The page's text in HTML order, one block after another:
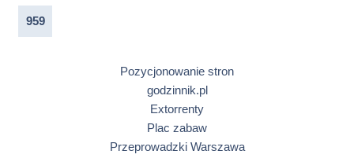
959
Pozycjonowanie stron
godzinnik.pl
Extorrenty
Plac zabaw
Przeprowadzki Warszawa